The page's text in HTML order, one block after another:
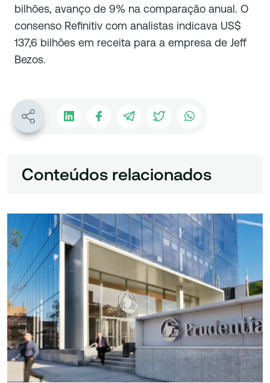
bilhões, avanço de 9% na comparação anual. O
consenso Refinitiv com analistas indicava US$
137,6 bilhões em receita para a empresa de Jeff
Bezos.
Conteúdos relacionados